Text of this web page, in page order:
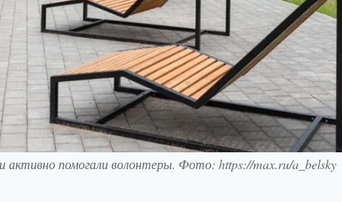
активно помогали волонтеры. Фото: https://max.ru/a_belsky